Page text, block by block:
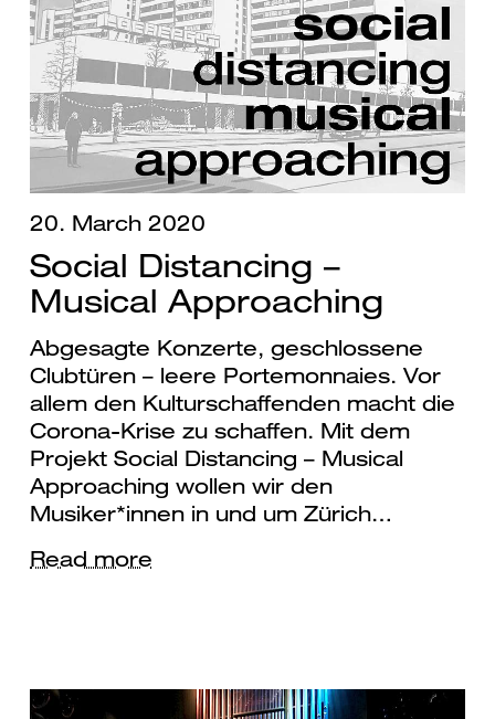
20. March 2020
Social Distancing –
Musical Approaching
Abgesagte Konzerte, geschlossene
Clubtüren – leere Portemonnaies. Vor
allem den Kulturschaffenden macht die
Corona-Krise zu schaffen. Mit dem
Projekt Social Distancing – Musical
Approaching wollen wir den
Musiker*innen in und um Zürich…
Read more